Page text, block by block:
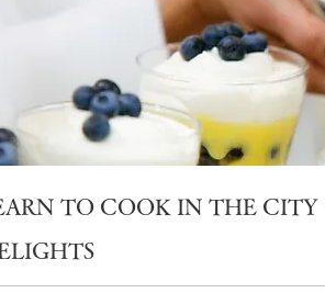
TO COOK IN THE CITY